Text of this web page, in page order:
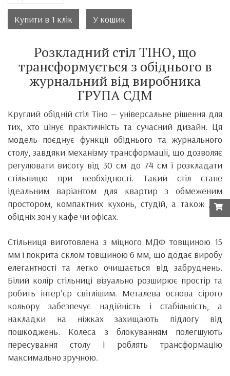
Купити в 1 клік У кошик
Розкладний стіл ТІНО, що
трансформується з обіднього в
журнальний від виробника
ГРУПА СДМ
Круглий обідній стіл Тіно — універсальне рішення для
тих, хто цінує практичність та сучасний дизайн. Ця
модель поєднує функції обіднього та журнального
столу, завдяки механізму трансформації, що дозволяє
регулювати висоту від 30 см до 74 см і розкладати
стільницю при необхідності. Такий стіл стане
ідеальним варіантом для квартир з обмеженим
простором, компактних кухонь, студій, а також для
обідніх зон у кафе чи офісах.
Стільниця виготовлена з міцного МДФ товщиною 15
мм і покрита склом товщиною 6 мм, що додає виробу
елегантності та легко очищається від забруднень.
Білий колір стільниці візуально розширює простір та
робить інтер’єр світлішим. Металева основа сірого
кольору забезпечує надійність і стабільність, а
накладки на ніжках захищають підлогу від
пошкоджень. Колеса з блокуванням полегшують
пересування столу і роблять трансформацію
максимально зручною.